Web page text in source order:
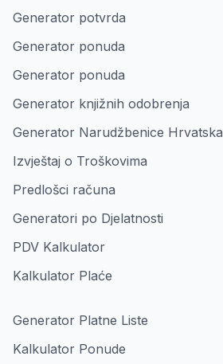
Generator potvrda
Generator ponuda
Generator ponuda
Generator knjižnih odobrenja
Generator Narudžbenice Hrvatska
Izvještaj o Troškovima
Predlošci računa
Generatori po Djelatnosti
PDV Kalkulator
Kalkulator Plaće
Generator Platne Liste
Kalkulator Ponude